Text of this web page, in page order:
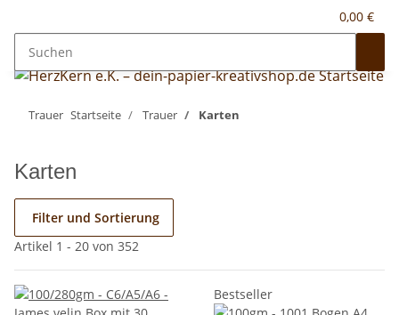
0,00 €
Trauer Startseite Trauer Karten
Karten
Filter und Sortierung
Artikel 1 - 20 von 352
Bestseller